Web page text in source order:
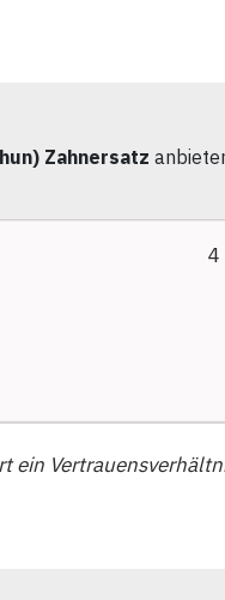
Zahnersatz
4
ein